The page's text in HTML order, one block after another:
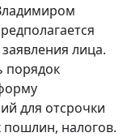
лица.
порядок
для отсрочки
налогов.